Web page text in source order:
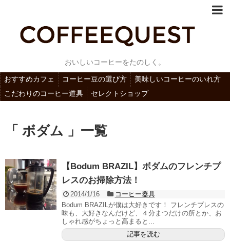
おいしいコーヒーをたのしく。
おすすめカフェ コーヒー豆の選び方
美味しいコーヒーのいれ方
こだわりのコーヒー道具
セレクトショップ
「 ボダム 」一覧
【Bodum BRAZIL】ボダムのフレンチプ
レスのお掃除方法！
2014/1/16
コーヒー器具
Bodum BRAZILが僕は大好きです！ フレンチプレスの
味も、大好きなんだけど、４分まつだけの所とか、お
しゃれ感がちょっと高まると...
記事を読む